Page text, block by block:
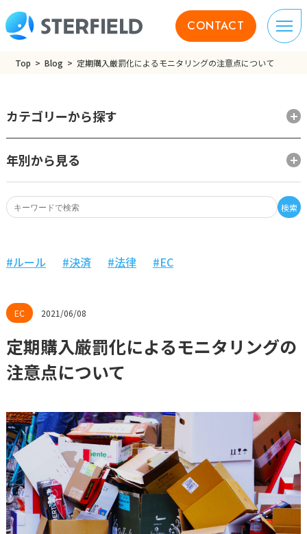
CONTACT
Top Blog 定期購入厳罰化によるモニタリングの注意点について
検索
カテゴリーから探す
年別から見る
2021/06/08
ルール 決済 法律 EC
定期購入厳罰化によるモニタリングの
注意点について